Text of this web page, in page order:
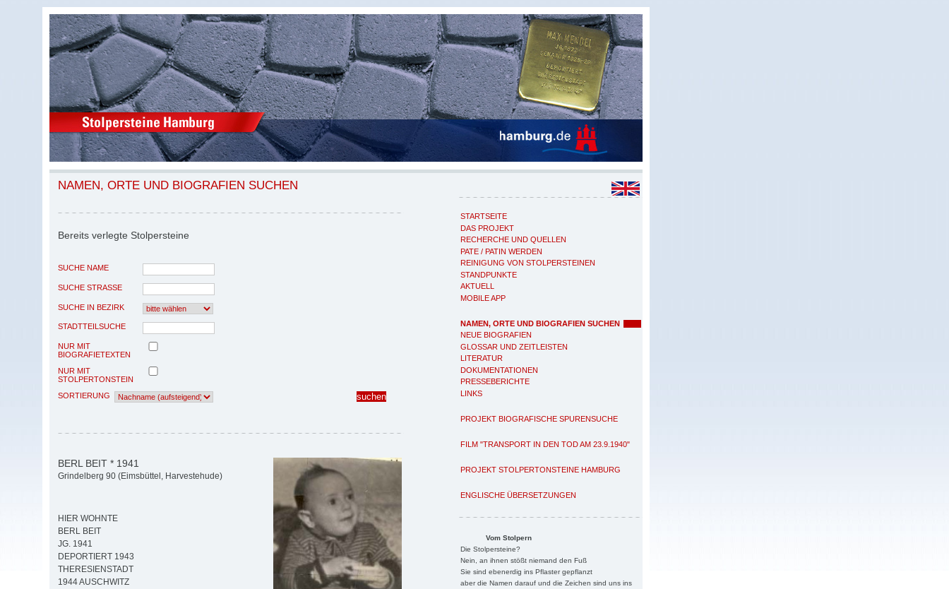
STARTSEITE
DAS PROJEKT
RECHERCHE UND QUELLEN
PATE / PATIN WERDEN
REINIGUNG VON STOLPERSTEINEN
STANDPUNKTE
AKTUELL
MOBILE APP
NAMEN, ORTE UND BIOGRAFIEN SUCHEN
NEUE BIOGRAFIEN
GLOSSAR UND ZEITLEISTEN
LITERATUR
DOKUMENTATIONEN
PRESSEBERICHTE
LINKS
PROJEKT BIOGRAFISCHE SPURENSUCHE
FILM "TRANSPORT IN DEN TOD AM 23.9.1940"
PROJEKT STOLPERTONSTEINE HAMBURG
ENGLISCHE ÜBERSETZUNGEN
Vom Stolpern
Die Stolpersteine?
Nein, an ihnen stößt niemand den Fuß
Sie sind ebenerdig ins Pflaster gepflanzt
aber die Namen darauf und die Zeichen sind uns ins
NAMEN, ORTE UND BIOGRAFIEN SUCHEN
Bereits verlegte Stolpersteine
SUCHE NAME
SUCHE STRASSE
SUCHE IN BEZIRK
STADTTEILSUCHE
NUR MIT
BIOGRAFIETEXTEN
NUR MIT
STOLPERTONSTEIN
SORTIERUNG
BERL BEIT * 1941
Grindelberg 90 (Eimsbüttel, Harvestehude)
HIER WOHNTE
BERL BEIT
JG. 1941
DEPORTIERT 1943
THERESIENSTADT
1944 AUSCHWITZ